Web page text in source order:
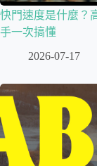
快門速度是什麼？
手一次搞懂
2026-07-17